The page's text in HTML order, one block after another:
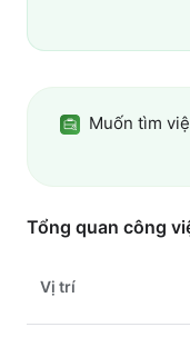
Muốn tìm
Tổng quan công
Vị trí